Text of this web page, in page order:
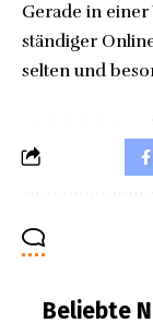
Gerade in
ständiger
selten und
Beliebte